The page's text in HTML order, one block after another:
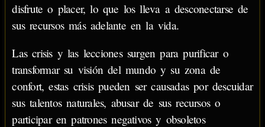
disfrute o placer, lo que los lleva a desconectarse de
sus recursos más adelante en la vida.
Las crisis y las lecciones surgen para purificar o
transformar su visión del mundo y su zona de
confort, estas crisis pueden ser causadas por descuidar
sus talentos naturales, abusar de sus recursos o
participar en patrones negativos y obsoletos